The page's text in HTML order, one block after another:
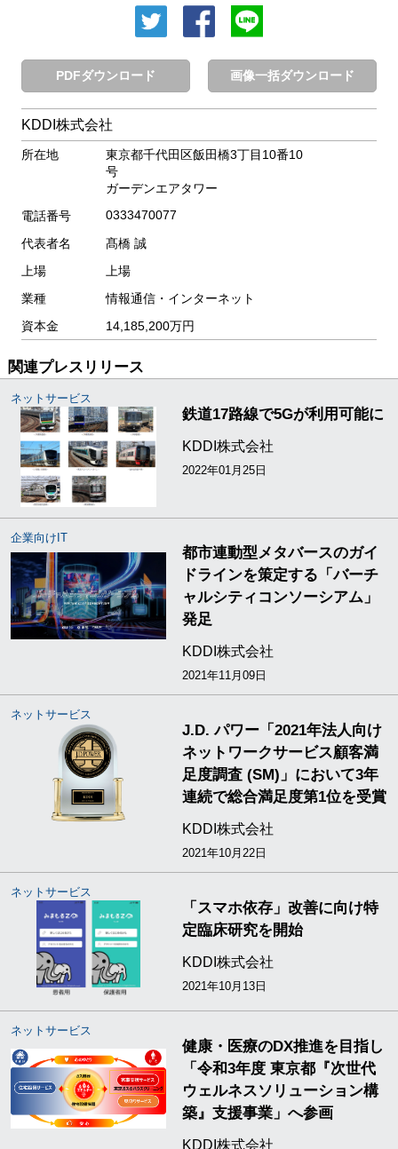
PDFダウンロード 画像一括ダウンロード
KDDI株式会社
所在地
東京都千代田区飯田橋3丁目10番10
号
ガーデンエアタワー
電話番号
0333470077
代表者名
髙橋 誠
上場
上場
業種
情報通信・インターネット
資本金
14,185,200万円
関連プレスリリース
ネットサービス
鉄道17路線で5Gが利用可能に
KDDI株式会社
2022年01月25日
企業向けIT
都市連動型メタバースのガイ
ドラインを策定する「バーチ
ャルシティコンソーシアム」
発足
KDDI株式会社
2021年11月09日
ネットサービス
J.D. パワー「2021年法人向け
ネットワークサービス顧客満
足度調査 (SM)」において3年
連続で総合満足度第1位を受賞
KDDI株式会社
2021年10月22日
ネットサービス
「スマホ依存」改善に向け特
定臨床研究を開始
KDDI株式会社
2021年10月13日
ネットサービス
健康・医療のDX推進を目指し
「令和3年度 東京都『次世代
ウェルネスソリューション構
築』支援事業」へ参画
KDDI株式会社